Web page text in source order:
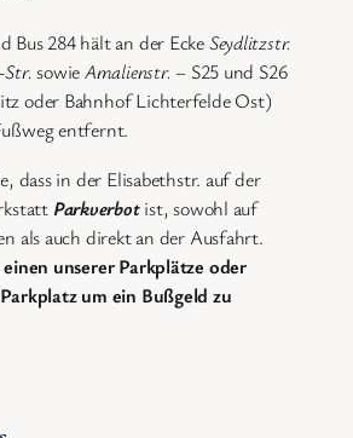
Bus 284 hält an der EckeSeydlitzstr.
sowieAmalienstr. – S25 und S26
oder Bahnhof Lichterfelde Ost)
entfernt.
dass in der Elisabethstr. auf der
Parkverbotist, sowohl auf
als auch direkt an der Ausfahrt.
unserer Parkplätze oder
um ein Bußgeld zu